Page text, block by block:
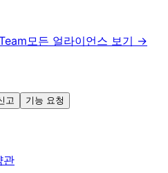
모든 얼라이언스 보기 →
고 기능 요청
관